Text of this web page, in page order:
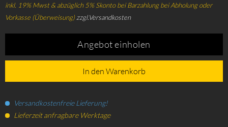
inkl. 19% Mwst & abzüglich 5% Skonto bei Barzahlung bei Abholung oder
Vorkasse (Überweisung)zzgl.Versandkosten
Angebot einholen
In den Warenkorb
Versandkostenfreie Lieferung!
Lieferzeit anfragbare Werktage